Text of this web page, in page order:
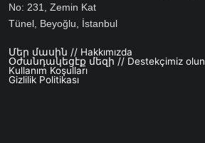
No: 231, Zemin Kat
Tünel, Beyoğlu, İstanbul
Footer menu
Մեր մասին // Hakkımızda
Օժանդակեցէք մեզի // Destekçimiz olun
Kullanım Koşulları
Gizlilik Politikası